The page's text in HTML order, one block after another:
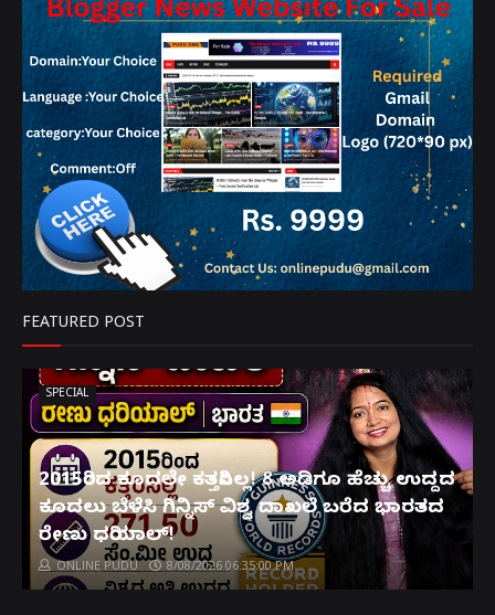
FEATURED POST
SPECIAL
2015ರಿಂದ ಕೂದಲೇ ಕತ್ತರಿಸಿಲ್ಲ! 8 ಅಡಿಗೂ ಹೆಚ್ಚು ಉದ್ದದ
ಕೂದಲು ಬೆಳೆಸಿ ಗಿನ್ನಿಸ್ ವಿಶ್ವ ದಾಖಲೆ ಬರೆದ ಭಾರತದ
ರೇಣು ಧರಿಯಾಲ್!
ONLINE PUDU 8/08/2026 06:35:00 PM